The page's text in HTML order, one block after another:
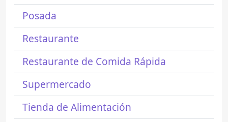
Posada
Restaurante
Restaurante de Comida Rápida
Supermercado
Tienda de Alimentación